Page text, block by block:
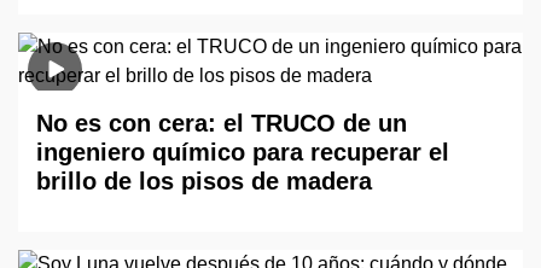
No es con cera: el TRUCO de un
ingeniero químico para recuperar el
brillo de los pisos de madera